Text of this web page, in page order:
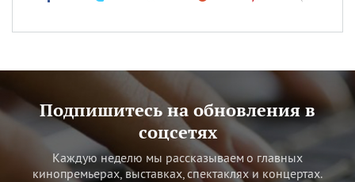
Подпишитесь на обновления в
соцсетях
Каждую неделю мы рассказываем о главных
кинопремьерах, выставках, спектаклях и концертах.